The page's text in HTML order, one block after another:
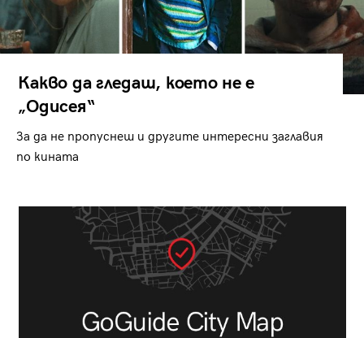
Какво да гледаш, което не е
„Одисея“
За да не пропуснеш и другите интересни заглавия
по кината